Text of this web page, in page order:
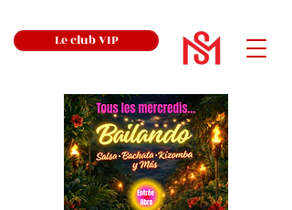
Le club VIP